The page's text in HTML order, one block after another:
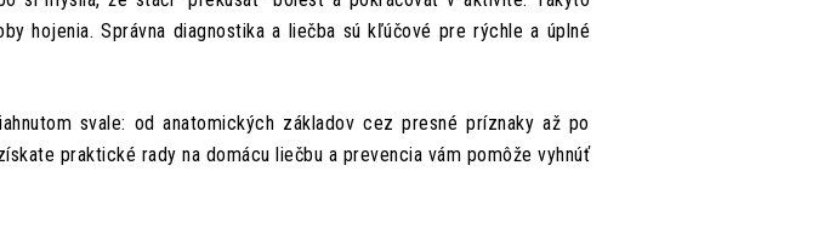
hojenia. Správna diagnostika a liečba sú kľúčové pre rýchle a úplné
svale: od anatomických základov cez presné príznaky až po
praktické rady na domácu liečbu a prevencia vám pomôže vyhnúť